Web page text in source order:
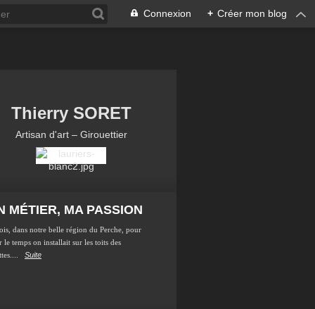
Connexion + Créer mon blog
Thierry SORET
Artisan d'art – Girouettier
MÉTIER, MA PASSION
dans notre belle région du Perche, pour
le temps on installait sur les toits des
Suite